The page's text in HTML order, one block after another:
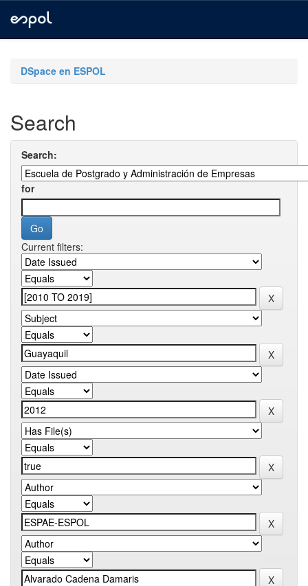
navigationDSpace en ESPOL
Search
Search:
for
Current filters: